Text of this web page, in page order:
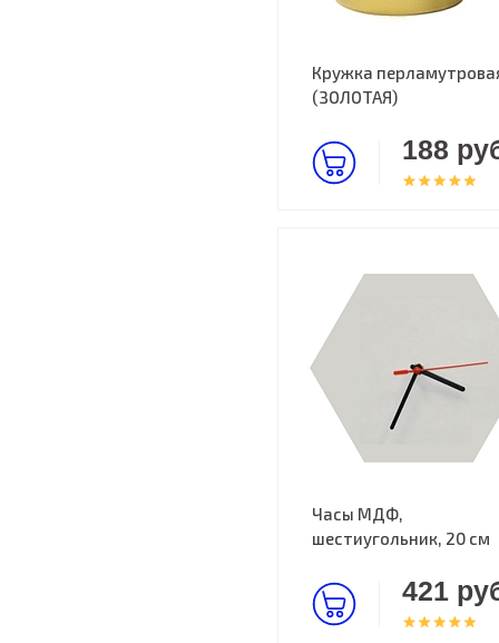
Кружка
(ЗОЛОТАЯ)
188
Часы МДФ,
шестиугольник, 20 см
421